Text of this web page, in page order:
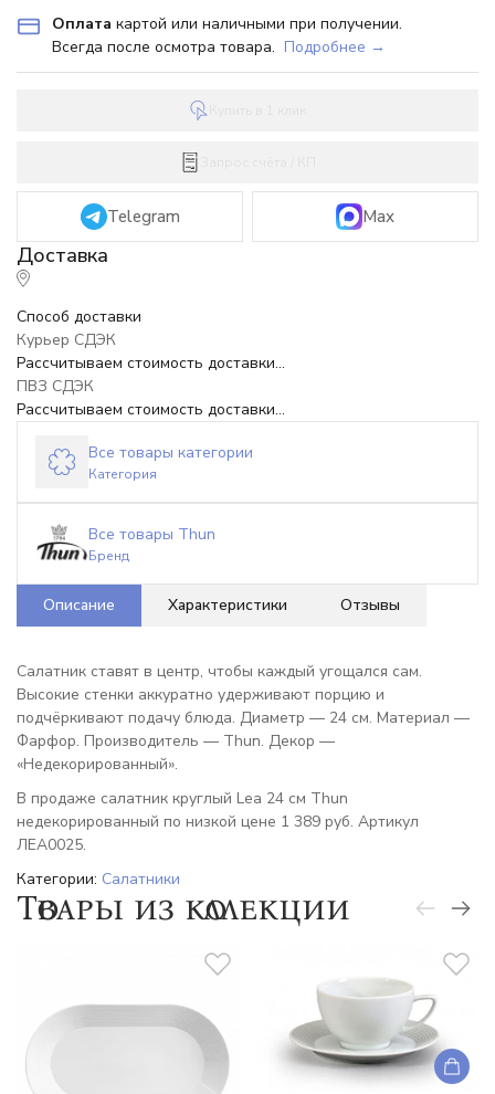
Оплата картой или наличными при получении.
Всегда после осмотра товара. Подробнее →
Telegram Max
Способ доставки
Курьер СДЭК
Рассчитываем стоимость доставки...
ПВЗ СДЭК
Рассчитываем стоимость доставки...
Все товары категории
Категория
Все товары Thun
Бренд
Описание Характеристики Отзывы
Салатник ставят в центр, чтобы каждый угощался сам.
Высокие стенки аккуратно удерживают порцию и
подчёркивают подачу блюда. Диаметр — 24 см. Материал —
Фарфор. Производитель — Thun. Декор —
«Недекорированный».
В продаже салатник круглый Lea 24 см Thun
недекорированный по низкой цене 1 389 руб. Артикул
ЛЕА0025.
Категории: Салатники
Товары из коллекции